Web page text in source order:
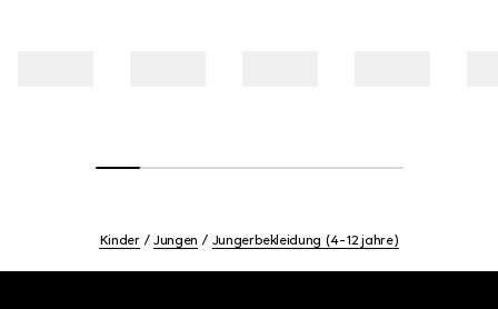
Kinder Jungen Jungerbekleidung (4-12 jahre)